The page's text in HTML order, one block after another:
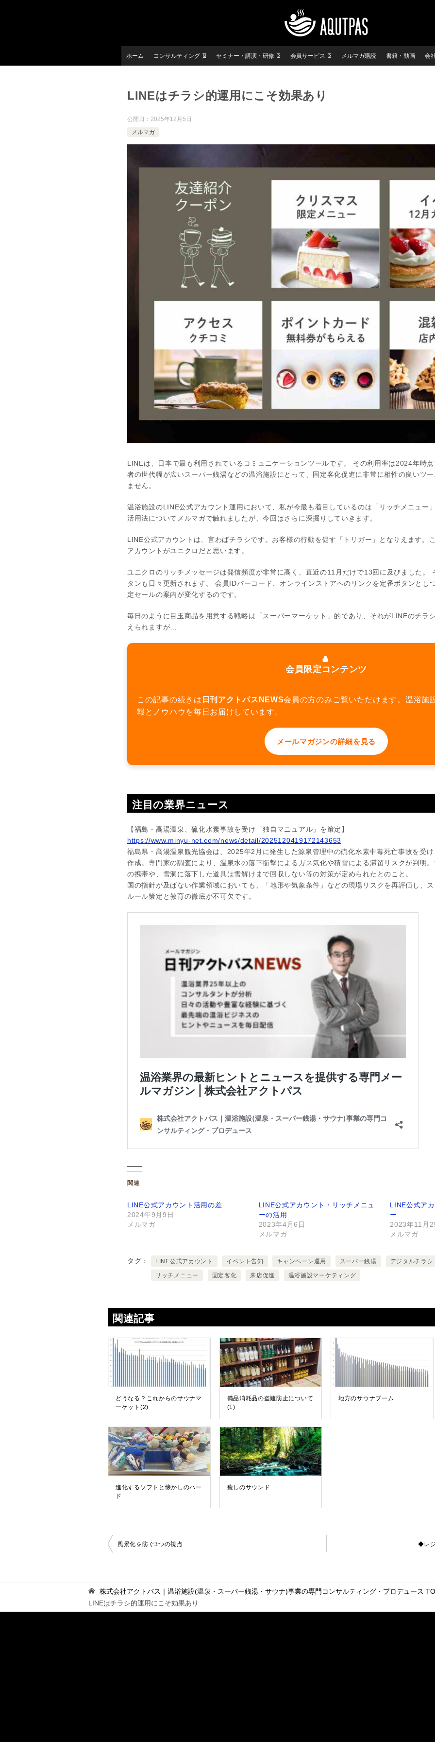
ホーム コンサルティング セミナー・講演・研修 会員サービス メルマガ購読 書籍・動画 会
LINEはチラシ的運用にこそ効果あり
公開日： 2025年12月5日
メルマガ
LINEは、日本で最も利用されているコミュニケーションツールです。 その利用率は2024年時
者の世代幅が広いスーパー銭湯などの温浴施設にとって、固定客化促進に非常に相性の良いツ
ません。
温浴施設のLINE公式アカウント運用において、私が今最も着目しているのは「リッチメニュー
活用法についてメルマガで触れましたが、今回はさらに深掘りしていきます。
LINE公式アカウントは、言わばチラシです。お客様の行動を促す「トリガー」となりえます。
アカウントがユニクロだと思います。
ユニクロのリッチメッセージは発信頻度が非常に高く、直近の11月だけで13回に及びました。
タンも日々更新されます。 会員IDバーコード、オンラインストアへのリンクを定番ボタンとし
定セールの案内が変化するのです。
毎日のように目玉商品を用意する戦略は「スーパーマーケット」的であり、それがLINEのチラ
えられますが…
会員限定コンテンツ
この記事の続きは 日刊アクトパスNEWS会員の方のみご覧いただけます。温浴施
報とノウハウを毎日お届けしています。
メールマガジンの詳細を見る
注目の業界ニュース
【福島・高湯温泉、硫化水素事故を受け「独自マニュアル」を策定】
https://www.minyu-net.com/news/detail/2025120419172143653
福島県・高湯温泉観光協会は、2025年2月に発生した源泉管理中の硫化水素中毒死亡事故を受
作成。専門家の調査により、温泉水の落下衝撃によるガス気化や積雪による滞留リスクが判明
の携帯や、雪洞に落下した道具は雪解けまで回収しない等の対策が定められたとのこと。
国の指針が及ばない作業領域においても、「地形や気象条件」などの現場リスクを再評価し、
ルール策定と教育の徹底が不可欠です。
関連
LINE公式アカウント活用の差
2024年9月9日
メルマガ
LINE公式アカウント・リッチメニュ
ーの活用
2023年4月6日
メルマガ
LINE公式ア
ー
2023年11月
メルマガ
タグ LINE公式アカウント イベント告知 キャンペーン運用 スーパー銭湯 デジタルチラシ
リッチメニュー 固定客化 来店促進 温浴施設マーケティング
関連記事
どうなる？これからのサウナマ
ーケット(2)
備品消耗品の盗難防止について
(1)
地方のサウナブーム
進化するソフトと懐かしのハー
ド
癒しのサウンド
投
稿
ゲ
ー
シ
風景化を防ぐ3つの視点 ◆レ
株式会社アクトパス｜温浴施設(温泉・スーパー銭湯・サウナ)事業の専門コンサルティング・プロデュース
LINEはチラシ的運用にこそ効果あり